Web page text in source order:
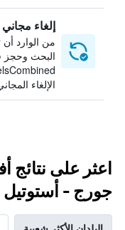
إلغاء مجاني
من الوارد
البحث وحجز
الإلغاء
اعثر على
جورج - أستوتيل